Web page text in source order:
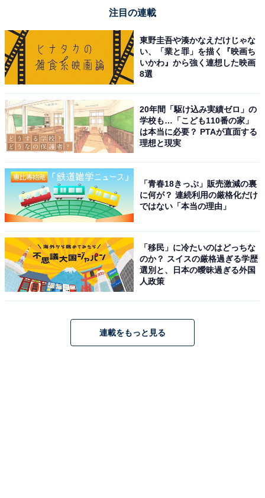
View this post on Instagram
見事1位に輝いたのは、アーティストの宇野実彩子氏で
す。パフォーマンスグループ「AAA」のメンバーとして
注目の連載
東野圭吾や湊かなえだけじゃな
い、「業と罪」を描く『映画ち
いかわ』から強く連想した映画
8選
20年間「駆け込み実績ゼロ」の
学校も…「こども110番の家」
は本当に必要？ PTAが直面する
理想と現実
「青春18きっぷ」販売激減の裏
に何が？ 連続利用の厳格化だけ
ではない「本当の理由」
「移民」に冷たいのはどっちな
のか？ スイスの厳格過ぎる学歴
選別と、日本の曖昧過ぎる外国
人政策
連載をもっと見る